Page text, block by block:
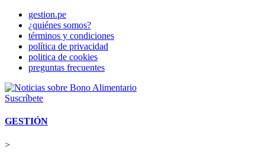
gestion.pe
¿quiénes somos?
términos y condiciones
política de privacidad
politica de cookies
preguntas frecuentes
Suscríbete
GESTIÓN
>